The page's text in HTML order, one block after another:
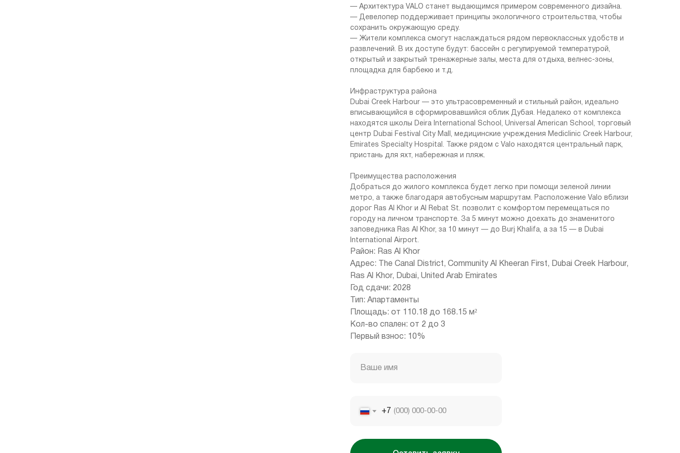
— Архитектура VALO станет выдающимся примером современного дизайна.
— Девелопер поддерживает принципы экологичного строительства, чтобы
сохранить окружающую среду.
— Жители комплекса смогут наслаждаться рядом первоклассных удобств и
развлечений. В их доступе будут: бассейн с регулируемой температурой,
открытый и закрытый тренажерные залы, места для отдыха, велнес-зоны,
площадка для барбекю и т.д.
Инфраструктура района
Dubai Creek Harbour — это ультрасовременный и стильный район, идеально
вписывающийся в сформировавшийся облик Дубая. Недалеко от комплекса
находятся школы Deira International School, Universal American School, торговый
центр Dubai Festival City Mall, медицинские учреждения Mediclinic Creek Harbour,
Emirates Specialty Hospital. Также рядом с Valo находятся центральный парк,
пристань для яхт, набережная и пляж.
Преимущества расположения
Добраться до жилого комплекса будет легко при помощи зеленой линии
метро, а также благодаря автобусным маршрутам. Расположение Valo вблизи
дорог Ras Al Khor и Al Rebat St. позволит с комфортом перемещаться по
городу на личном транспорте. За 5 минут можно доехать до знаменитого
заповедника Ras Al Khor, за 10 минут — до Burj Khalifa, а за 15 — в Dubai
International Airport.
Район: Ras Al Khor
Адрес: The Canal District, Community Al Kheeran First, Dubai Creek Harbour,
Ras Al Khor, Dubai, United Arab Emirates
Год сдачи: 2028
Тип: Апартаменты
Площадь: от 110.18 до 168.15 м²
Кол-во спален: от 2 до 3
Первый взнос: 10%
Ваше имя
+7